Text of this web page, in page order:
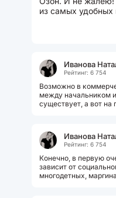
из самых удобных
Иванова
Рейтинг: 6 754
Возможно в
между начальником
существует, а вот на
Иванова
Рейтинг: 6 754
Конечно, в первую
зависит от
многодетных,